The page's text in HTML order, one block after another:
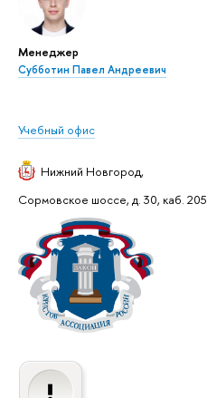
Менеджер
Субботин Павел Андреевич
Учебный офис
Нижний Новгород,
Сормовское шоссе, д. 30, каб. 205